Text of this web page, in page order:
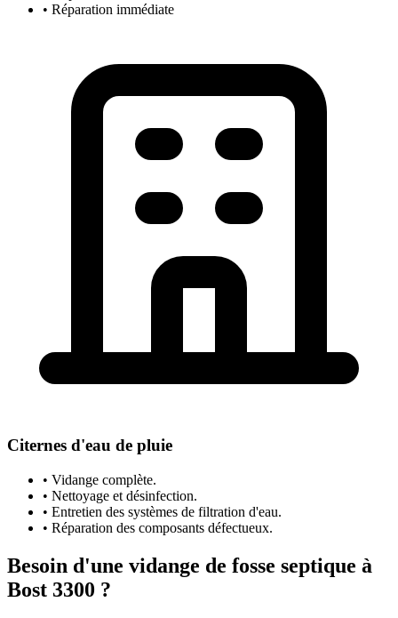
• Réparation immédiate
Citernes d'eau de pluie
• Vidange complète.
• Nettoyage et désinfection.
• Entretien des systèmes de filtration d'eau.
• Réparation des composants défectueux.
Besoin d'une vidange de fosse septique à
Bost 3300 ?